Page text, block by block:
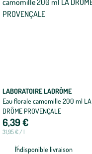
LABORATOIRE LADRÔME
Eau florale camomille 200 ml LA
DRÔME PROVENÇALE
6,39 €
31,95 € / l
Indisponible livraison